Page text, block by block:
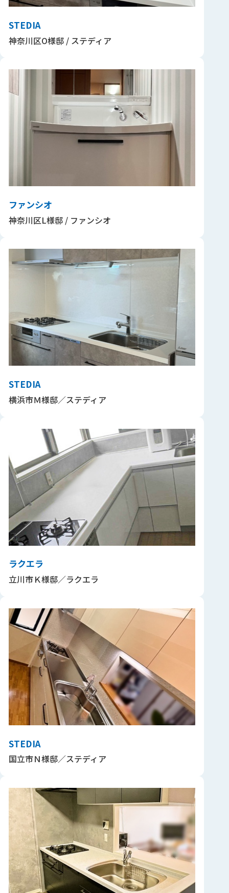
STEDIA
神奈川区O様邸 / ステディア
ファンシオ
神奈川区L様邸 / ファンシオ
STEDIA
横浜市Ｍ様邸／ステディア
ラクエラ
立川市Ｋ様邸／ラクエラ
STEDIA
国立市Ｎ様邸／ステディア